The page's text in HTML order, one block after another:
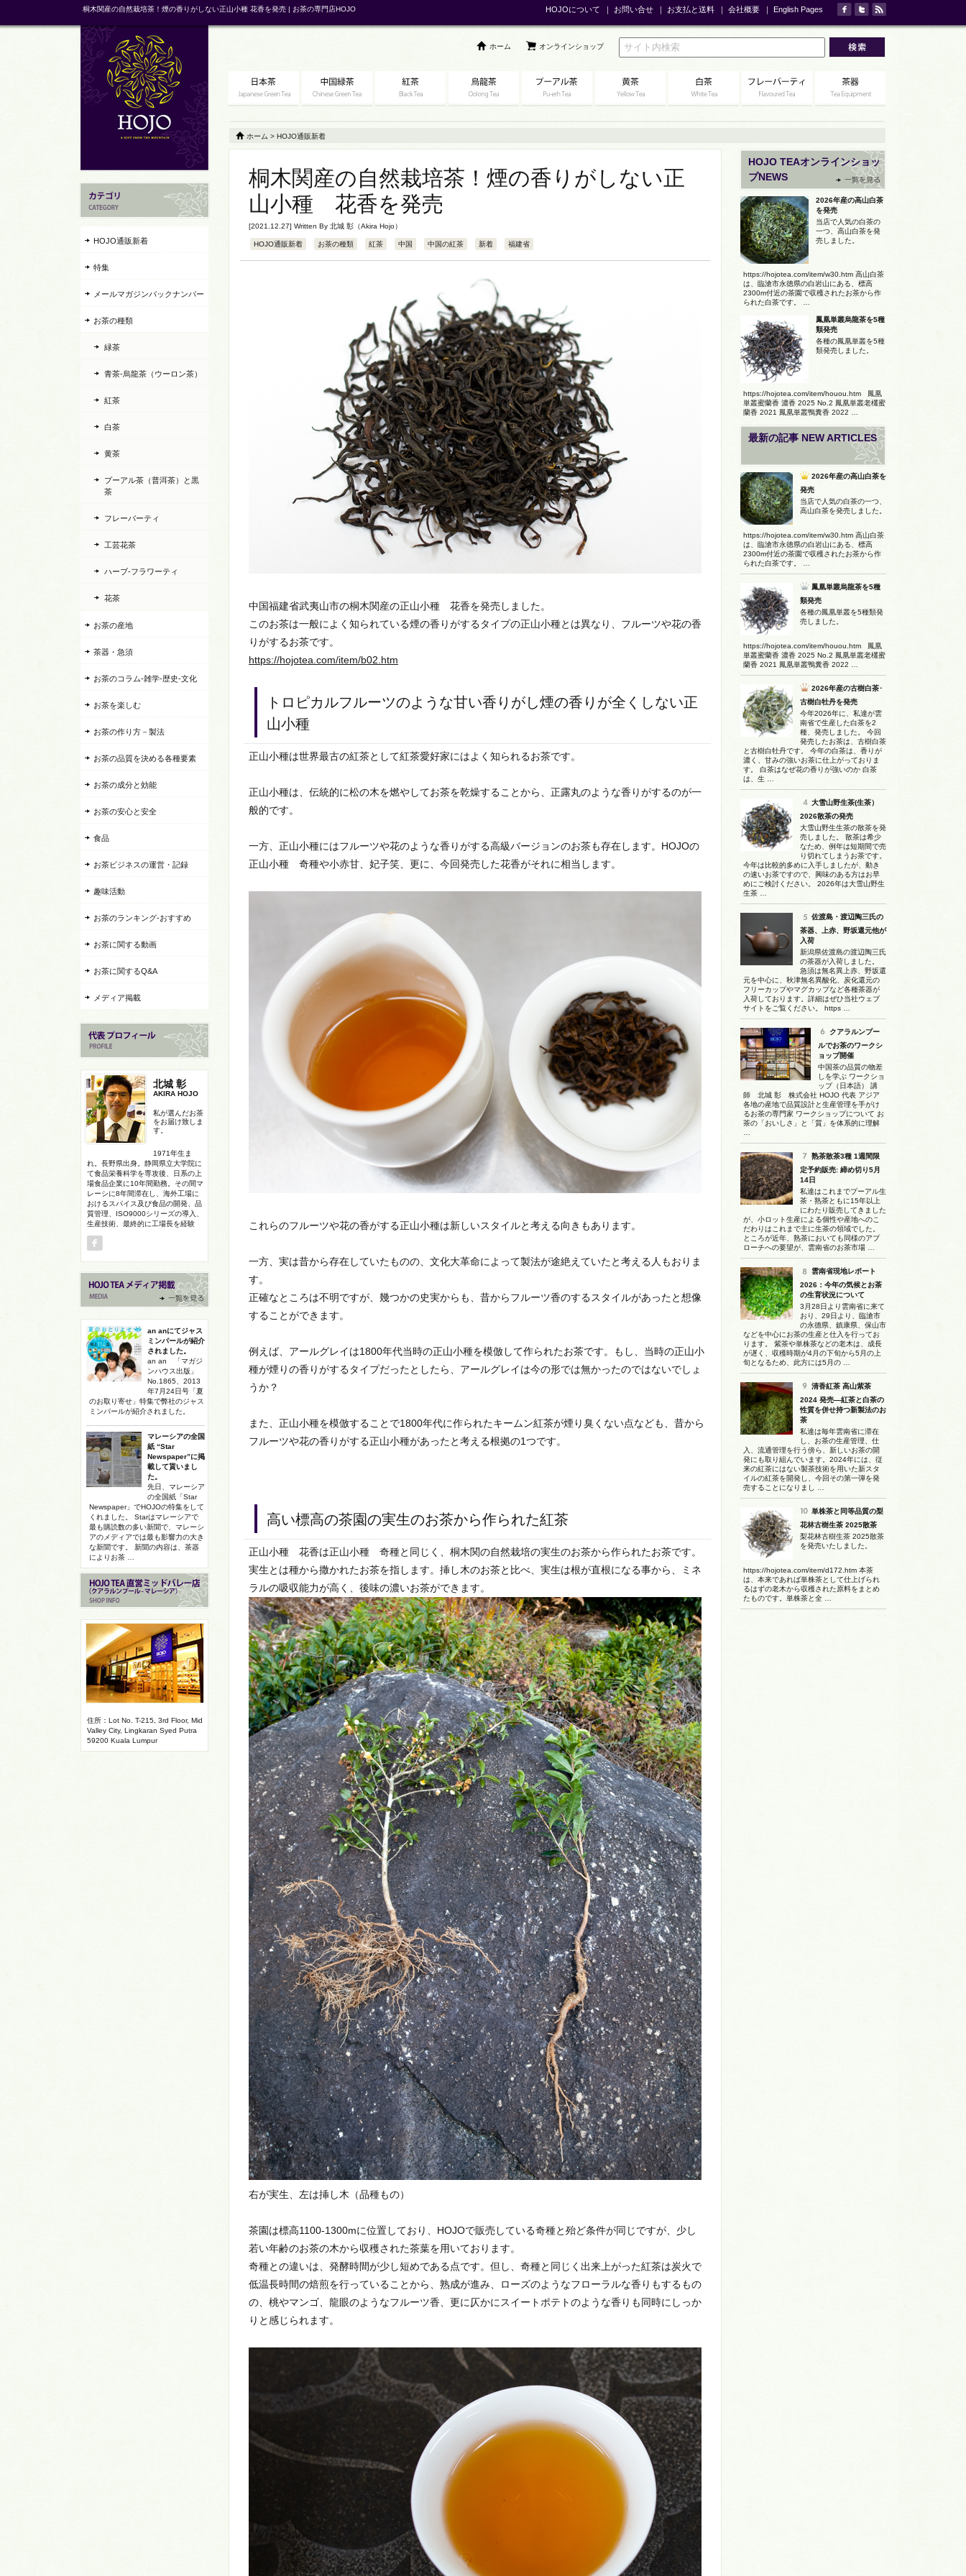
桐木関産の自然栽培茶！煙の香りがしない正山小種 花香を発売 | お茶の専門店HOJO HOJOについて ｜ お問い合せ ｜ お支払と送料 ｜ 会社概要 ｜ English Pages
ホーム オンラインショップ
ホーム > HOJO通販新着
桐木関産の自然栽培茶！煙の香りがしない正
山小種 花香を発売
[2021.12.27] Written By 北城 彰（Akira Hojo）
HOJO通販新着 お茶の種類 紅茶 中国 中国の紅茶 新着 福建省
中国福建省武夷山市の桐木関産の正山小種 花香を発売しました。
このお茶は一般によく知られている煙の香りがするタイプの正山小種とは異なり、フルーツや花の香
りがするお茶です。
https://hojotea.com/item/b02.htm
トロピカルフルーツのような甘い香りがし煙の香りが全くしない正
山小種
正山小種は世界最古の紅茶として紅茶愛好家にはよく知られるお茶です。
正山小種は、伝統的に松の木を燃やしてお茶を乾燥することから、正露丸のような香りがするのが一
般的です。
一方、正山小種にはフルーツや花のような香りがする高級バージョンのお茶も存在します。HOJOの
正山小種 奇種や小赤甘、妃子笑、更に、今回発売した花香がそれに相当します。
これらのフルーツや花の香がする正山小種は新しいスタイルと考える向きもあります。
一方、実は昔から存在していたものの、文化大革命によって製法が途絶えていたと考える人もおりま
す。
正確なところは不明ですが、幾つかの史実からも、昔からフルーツ香のするスタイルがあったと想像
することができます。
例えば、アールグレイは1800年代当時の正山小種を模倣して作られたお茶です。もし、当時の正山小
種が煙りの香りがするタイプだったとしたら、アールグレイは今の形では無かったのではないでしょ
うか？
また、正山小種を模倣することで1800年代に作られたキームン紅茶が煙り臭くない点なども、昔から
フルーツや花の香りがする正山小種があったと考える根拠の1つです。
高い標高の茶園の実生のお茶から作られた紅茶
正山小種 花香は正山小種 奇種と同じく、桐木関の自然栽培の実生のお茶から作られたお茶です。
実生とは種から撒かれたお茶を指します。挿し木のお茶と比べ、実生は根が直根になる事から、ミネ
ラルの吸収能力が高く、後味の濃いお茶ができます。
右が実生、左は挿し木（品種もの）
茶園は標高1100-1300mに位置しており、HOJOで販売している奇種と殆ど条件が同じですが、少し
若い年齢のお茶の木から収穫された茶葉を用いております。
奇種との違いは、発酵時間が少し短めである点です。但し、奇種と同じく出来上がった紅茶は炭火で
低温長時間の焙煎を行っていることから、熟成が進み、ローズのようなフローラルな香りもするもの
の、桃やマンゴ、龍眼のようなフルーツ香、更に仄かにスイートポテトのような香りも同時にしっか
りと感じられます。
HOJO TEAオンラインショッ
プNEWS
2026年産の高山白茶
を発売
当店で人気の白茶の
一つ、高山白茶を発
売しました。
https://hojotea.com/item/w30.htm 高山白茶
は、臨滄市永徳県の白岩山にある、標高
2300m付近の茶園で収穫されたお茶から作
られた白茶です。 …
鳳凰単叢烏龍茶を5種
類発売
各種の鳳凰単叢を5種
類発売しました。
https://hojotea.com/item/houou.htm 鳳凰
単叢蜜蘭香 濃香 2025 No.2 鳳凰単叢老欉蜜
蘭香 2021 鳳凰単叢鴨糞香 2022 …
最新の記事 NEW ARTICLES
2026年産の高山白茶を
発売
当店で人気の白茶の一つ、
高山白茶を発売しました。
https://hojotea.com/item/w30.htm 高山白茶
は、臨滄市永徳県の白岩山にある、標高
2300m付近の茶園で収穫されたお茶から作
られた白茶です。 …
鳳凰単叢烏龍茶を5種
類発売
各種の鳳凰単叢を5種類発
売しました。
https://hojotea.com/item/houou.htm 鳳凰
単叢蜜蘭香 濃香 2025 No.2 鳳凰単叢老欉蜜
蘭香 2021 鳳凰単叢鴨糞香 2022 …
2026年産の古樹白茶･
古樹白牡丹を発売
今年2026年に、私達が雲
南省で生産した白茶を2
種、発売しました。 今回
発売したお茶は、古樹白茶
と古樹白牡丹です。 今年の白茶は、香りが
濃く、甘みの強いお茶に仕上がっておりま
す。 白茶はなぜ花の香りが強いのか 白茶
は、生 …
大雪山野生茶(生茶）
2026散茶の発売
大雪山野生生茶の散茶を発
売しました。 散茶は希少
なため、例年は短期間で売
り切れてしまうお茶です。
今年は比較的多めに入手しましたが、動き
の速いお茶ですので、興味のある方はお早
めにご検討ください。 2026年は大雪山野生
生茶 …
佐渡島・渡辺陶三氏の
茶器、上赤、野坂還元他が
入荷
新潟県佐渡島の渡辺陶三氏
の茶器が入荷しました。
急須は無名異上赤、野坂還
元を中心に、秋津無名異酸化、炭化還元の
フリーカップやマグカップなど各種茶器が
入荷しております。詳細はぜひ当社ウェブ
サイトをご覧ください。 https …
クアラルンプー
ルでお茶のワークシ
ョップ開催
中国茶の品質の物差
しを学ぶ ワークショ
ップ（日本語） 講
師 北城 彰 株式会社 HOJO 代表 アジア
各地の産地で品質設計と生産管理を手がけ
るお茶の専門家 ワークショップについて お
茶の「おいしさ」と「質」を体系的に理解
熟茶散茶3種 1週間限
定予約販売: 締め切り5月
14日
私達はこれまでプーアル生
茶・熟茶ともに15年以上
にわたり販売してきました
が、小ロット生産による個性や産地へのこ
だわりはこれまで主に生茶の領域でした。
ところが近年、熟茶においても同様のアプ
ローチへの要望が、雲南省のお茶市場 …
雲南省現地レポート
2026：今年の気候とお茶
の生育状況について
3月28日より雲南省に来て
おり、29日より、臨滄市
の永德県、鎮康県、保山市
などを中心にお茶の生産と仕入を行ってお
ります。 紫茶や単株茶などの老木は、成長
が遅く、収穫時期が4月の下旬から5月の上
旬となるため、此方には5月の …
清香紅茶 高山紫茶
2024 発売―紅茶と白茶の
性質を併せ持つ新製法のお
茶
私達は毎年雲南省に滞在
し、お茶の生産管理、仕
入、流通管理を行う傍ら、新しいお茶の開
発にも取り組んでいます。2024年には、従
来の紅茶にはない製茶技術を用いた新スタ
イルの紅茶を開発し、今回その第一弾を発
売することになりまし …
単株茶と同等品質の梨
花林古樹生茶 2025散茶
梨花林古樹生茶 2025散茶
を発売いたしました。
https://hojotea.com/item/d172.htm 本茶
は、本来であれば単株茶として仕上げられ
るはずの老木から収穫された原料をまとめ
たものです。単株茶と全 …
HOJO通販新着
特集
メールマガジンバックナンバー
お茶の種類
緑茶
青茶-烏龍茶（ウーロン茶）
紅茶
白茶
黄茶
プーアル茶（普洱茶）と黒
茶
フレーバーティ
工芸花茶
ハーブ-フラワーティ
花茶
お茶の産地
茶器・急須
お茶のコラム-雑学-歴史-文化
お茶を楽しむ
お茶の作り方－製法
お茶の品質を決める各種要素
お茶の成分と効能
お茶の安心と安全
食品
お茶ビジネスの運営・記録
趣味活動
お茶のランキング-おすすめ
お茶に関する動画
お茶に関するQ&A
メディア掲載
北城 彰
AKIRA HOJO
私が選んだお茶
をお届け致しま
す。
1971年生ま
れ。長野県出身。静岡県立大学院に
て食品栄養科学を専攻後、日系の上
場食品企業に10年間勤務。その間マ
レーシに8年間滞在し、海外工場に
おけるスパイス及び食品の開発、品
質管理、ISO9000シリーズの導入、
生産技術、最終的に工場長を経験
an anにてジャス
ミンパールが紹介
されました。
an an 「マガジ
ンハウス出版」
No.1865、2013
年7月24日号「夏
のお取り寄せ」特集で弊社のジャス
ミンパールが紹介されました。
マレーシアの全国
紙 “Star
Newspaper”に掲
載して貰いまし
た。
先日、マレーシア
の全国紙「Star
Newspaper」でHOJOの特集をして
くれました。 Starはマレーシアで
最も購読数の多い新聞で、マレーシ
アのメディアでは最も影響力の大き
な新聞です。 新聞の内容は、茶器
によりお茶 …
住所：Lot No. T-215, 3rd Floor, Mid
Valley City, Lingkaran Syed Putra
59200 Kuala Lumpur